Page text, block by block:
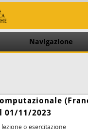
Navigazione
01/11/2023
o esercitazione